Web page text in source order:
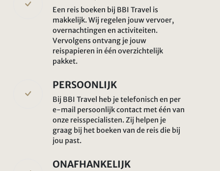
Een reis boeken bij BBI Travel is
makkelijk. Wij regelen jouw vervoer,
overnachtingen en activiteiten.
Vervolgens ontvang je jouw
reispapieren in één overzichtelijk
pakket.
PERSOONLIJK
Bij BBI Travel heb je telefonisch en per
e-mail persoonlijk contact met één van
onze reisspecialisten. Zij helpen je
graag bij het boeken van de reis die bij
jou past.
ONAFHANKELIJK